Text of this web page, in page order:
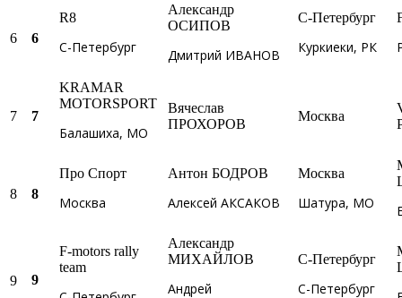
6 6
R8
С-Петербург
Александр
ОСИПОВ
Дмитрий ИВАНОВ
С-Петербург
Куркиеки, РК
7 7
KRAMAR
MOTORSPORT
Балашиха, МО
Вячеслав
ПРОХОРОВ
Москва
8 8
Про Спорт
Москва
Антон БОДРОВ
Алексей АКСАКОВ
Москва
Шатура, МО
9 9
F-motors rally
team
Александр
МИХАЙЛОВ
Андрей
С-Петербург
С-Петербург